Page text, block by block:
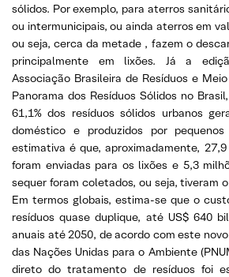
sólidos. Por exemplo, para aterros
ou intermunicipais, ou ainda aterros em
ou seja, cerca da metade , fazem o
principalmente em lixões. Já a
Associação Brasileira de Resíduos e
Panorama dos Resíduos Sólidos no
61,1% dos resíduos sólidos urbanos
doméstico e produzidos por
estimativa é que, aproximadamente,
foram enviadas para os lixões e 5,3
sequer foram coletados, ou seja, tiveram
Em termos globais, estima-se que o
resíduos quase duplique, até US$ 640
anuais até 2050, de acordo com este
das Nações Unidas para o Ambiente
direto do tratamento de resíduos foi